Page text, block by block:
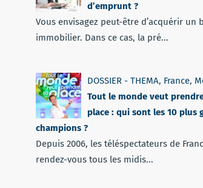
d’emprunt ?
Vous envisagez peut-être d’acquérir un
immobilier. Dans ce cas, la pré...
DOSSIER - THEMA, France,
Tout le monde veut
place : qui sont les 10 plus
champions ?
Depuis 2006, les téléspectateurs de
rendez-vous tous les midis...